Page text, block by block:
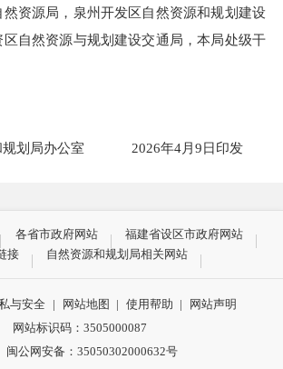
资源局，泉州开发区自然资源和规划建设
区自然资源与规划建设交通局，本局处级干
规划局办公室 2026年4月9日印发
各省市政府网站
福建省设区市政府网站
接
自然资源和规划局相关网站
与安全 | 网站地图 | 使用帮助 |
网站声明
网站标识码：3505000087
闽公网安备：35050302000632号